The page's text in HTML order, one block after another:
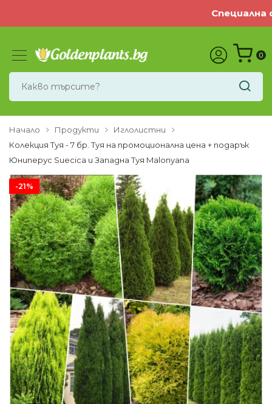
Специална
0
Начало Продукти
Иглолистни
Колекция Туя - 7 бр. Туя на промоционална цена + подарък
Юниперус Suecica и Западна Туя Malonyana
-21%